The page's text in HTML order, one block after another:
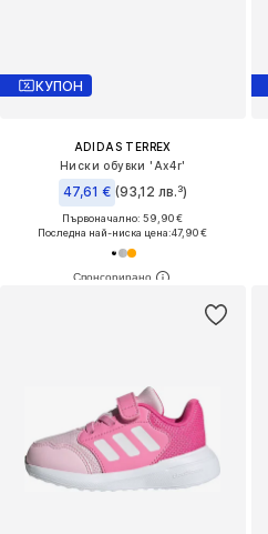
КУПОН
ADIDAS TERREX
Ниски обувки 'Ax4r'
47,61 € (93,12 лв.³)
Първоначално: 59,90 €
Последна най-ниска цена:47,90 €